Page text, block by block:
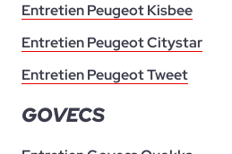
Entretien Peugeot Kisbee
Entretien Peugeot Citystar
Entretien Peugeot Tweet
GOVECS